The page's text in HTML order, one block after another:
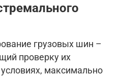
грузовых шин –
проверку их
максимально